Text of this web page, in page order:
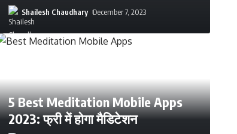
Shailesh Chaudhary December 7, 2023
5 Best Meditation Mobile Apps
2023: फ्री में होगा मैडिटेशन